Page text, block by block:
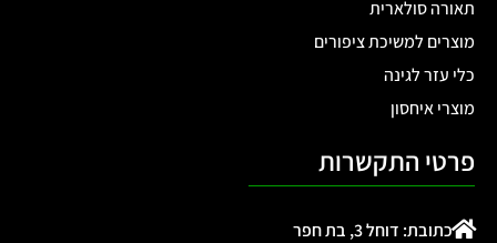
תאורה סולארית
מוצרים למשיכת ציפורים
כלי עזר לגינה
מוצרי איחסון
פרטי התקשרות
כתובת: דוחל 3, בת חפר